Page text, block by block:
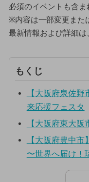
必須のイベントも含ま
※内容は一部変更また
最新情報および詳細
もくじ
【大阪府泉佐
来応援フェスタ
【大阪府東大
【大阪府豊中
〜世界へ届け！